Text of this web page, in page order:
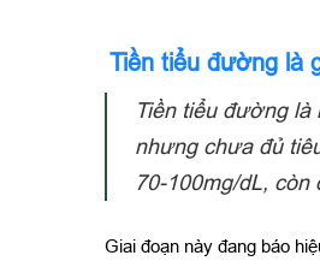
Tiền tiểu đường là
Tiền tiểu đường
nhưng chưa đủ
70-100mg/dL,
Giai đoạn này đang báo